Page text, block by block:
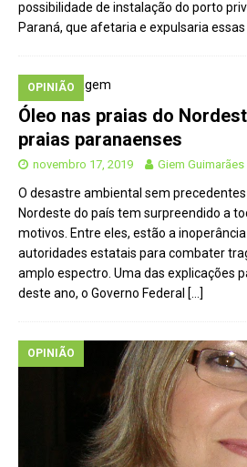
possibilidade de instalação do porto
Paraná, que afetaria e expulsaria essas
OPINIÃO
Óleo nas praias do
praias paranaenses
novembro 17, 2019 Giem Guimarães
O desastre ambiental sem
Nordeste do país tem surpreendido a
motivos. Entre eles, estão a
autoridades estatais para combater
amplo espectro. Uma das explicações
deste ano, o Governo Federal […]
OPINIÃO